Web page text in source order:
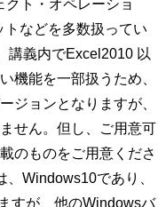
ト・オペレーショ
などを多数扱ってい
講義内でExcel2010 以
機能を一部扱うため、
ジョンとなりますが、
せん。但し、ご用意可
のものをご用意くださ
Windows10であり、
すが、他のWindowsバ